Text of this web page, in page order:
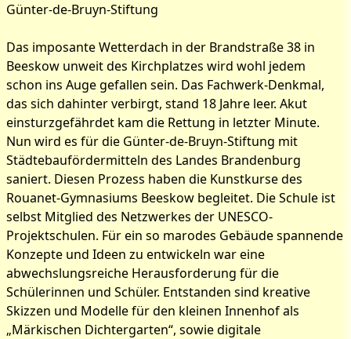
Günter-de-Bruyn-Stiftung
Das imposante Wetterdach in der Brandstraße 38 in
Beeskow unweit des Kirchplatzes wird wohl jedem
schon ins Auge gefallen sein. Das Fachwerk-Denkmal,
das sich dahinter verbirgt, stand 18 Jahre leer. Akut
einsturzgefährdet kam die Rettung in letzter Minute.
Nun wird es für die Günter-de-Bruyn-Stiftung mit
Städtebaufördermitteln des Landes Brandenburg
saniert. Diesen Prozess haben die Kunstkurse des
Rouanet-Gymnasiums Beeskow begleitet. Die Schule ist
selbst Mitglied des Netzwerkes der UNESCO-
Projektschulen. Für ein so marodes Gebäude spannende
Konzepte und Ideen zu entwickeln war eine
abwechslungsreiche Herausforderung für die
Schülerinnen und Schüler. Entstanden sind kreative
Skizzen und Modelle für den kleinen Innenhof als
„Märkischen Dichtergarten“, sowie digitale
Bilder zum Artikel:
„Frische Ideen für ein
marodes Gemäuer“